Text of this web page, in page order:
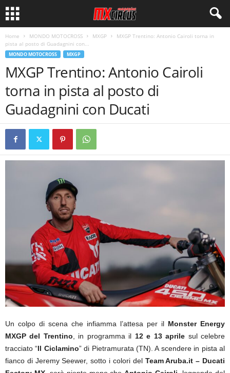
Home MONDO MOTOCROSS MXGP
MXGP Trentino: Antonio Cairoli torna in
pista al posto di Guadagnini con...
MONDO MOTOCROSS MXGP
MXGP Trentino: Antonio Cairoli
torna in pista al posto di
Guadagnini con Ducati
Un colpo di scena che infiamma l’attesa per il Monster Energy
MXGP del Trentino, in programma il 12 e 13 aprile sul celebre
tracciato “Il Ciclamino” di Pietramurata (TN). A scendere in pista al
fianco di Jeremy Seewer, sotto i colori del Team Aruba.it – Ducati